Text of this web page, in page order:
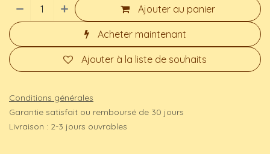
Ajouter au panier
Acheter maintenant
Ajouter à la liste de souhaits
Conditions générales
Garantie satisfait ou remboursé de 30 jours
Livraison : 2-3 jours ouvrables